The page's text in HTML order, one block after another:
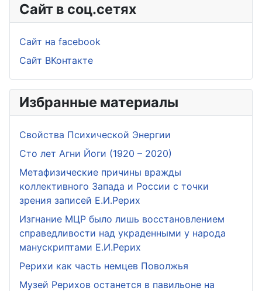
Сайт в соц.сетях
Сайт на facebook
Сайт ВКонтакте
Избранные материалы
Свойства Психической Энергии
Сто лет Агни Йоги (1920 – 2020)
Метафизические причины вражды
коллективного Запада и России с точки
зрения записей Е.И.Рерих
Изгнание МЦР было лишь восстановлением
справедливости над украденными у народа
манускриптами Е.И.Рерих
Рерихи как часть немцев Поволжья
Музей Рерихов останется в павильоне на